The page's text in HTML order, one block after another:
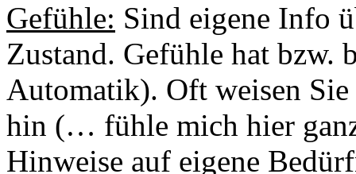
Gefühle: Sind eigene Info
Zustand. Gefühle hat bzw.
Automatik). Oft weisen
hin (… fühle mich hier
Hinweise auf eigene